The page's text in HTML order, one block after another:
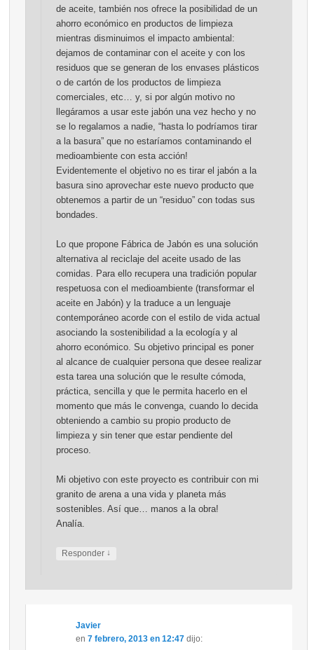
de aceite, también nos ofrece la posibilidad de un
ahorro económico en productos de limpieza
mientras disminuimos el impacto ambiental:
dejamos de contaminar con el aceite y con los
residuos que se generan de los envases plásticos
o de cartón de los productos de limpieza
comerciales, etc… y, si por algún motivo no
llegáramos a usar este jabón una vez hecho y no
se lo regalamos a nadie, “hasta lo podríamos tirar
a la basura” que no estaríamos contaminando el
medioambiente con esta acción!
Evidentemente el objetivo no es tirar el jabón a la
basura sino aprovechar este nuevo producto que
obtenemos a partir de un “residuo” con todas sus
bondades.
Lo que propone Fábrica de Jabón es una solución
alternativa al reciclaje del aceite usado de las
comidas. Para ello recupera una tradición popular
respetuosa con el medioambiente (transformar el
aceite en Jabón) y la traduce a un lenguaje
contemporáneo acorde con el estilo de vida actual
asociando la sostenibilidad a la ecología y al
ahorro económico. Su objetivo principal es poner
al alcance de cualquier persona que desee realizar
esta tarea una solución que le resulte cómoda,
práctica, sencilla y que le permita hacerlo en el
momento que más le convenga, cuando lo decida
obteniendo a cambio su propio producto de
limpieza y sin tener que estar pendiente del
proceso.
Mi objetivo con este proyecto es contribuir con mi
granito de arena a una vida y planeta más
sostenibles. Así que… manos a la obra!
Analía.
Responder ↓
Javier
en 7 febrero, 2013 en 12:47 dijo: